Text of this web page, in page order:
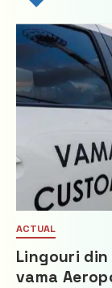
ACTUAL
Lingouri
vama